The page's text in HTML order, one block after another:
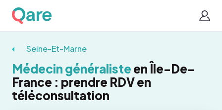
Seine-Et-Marne
Médecin généraliste en Île-De-
France : prendre RDV en
téléconsultation